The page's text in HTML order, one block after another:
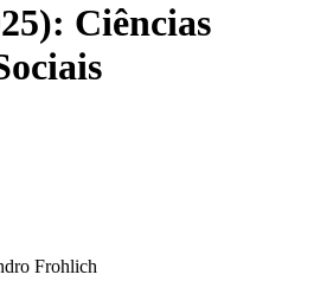
Ciências
Frohlich